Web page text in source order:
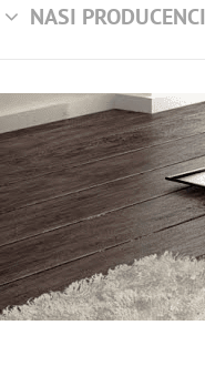
NASI PRODUCENCI